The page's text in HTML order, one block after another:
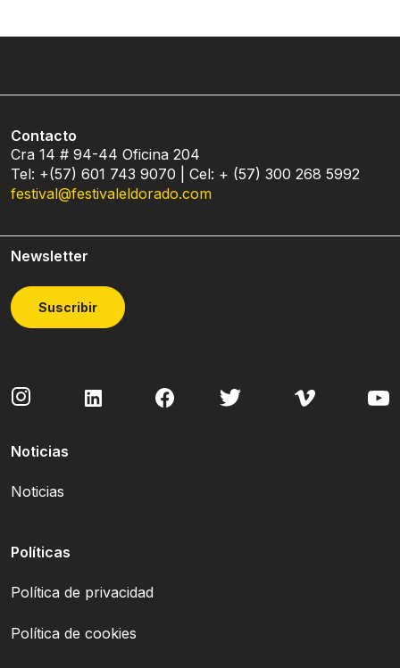
Contacto
Cra 14 # 94-44 Oficina 204
Tel: +(57) 601 743 9070 | Cel: + (57) 300 268 5992
festival@festivaleldorado.com
Newsletter
Suscribir
Noticias
Noticias
Políticas
Política de privacidad
Política de cookies